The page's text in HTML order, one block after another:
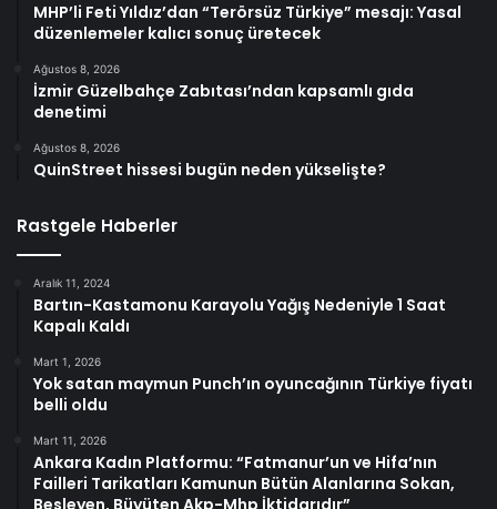
MHP’li Feti Yıldız’dan “Terörsüz Türkiye” mesajı: Yasal
düzenlemeler kalıcı sonuç üretecek
Ağustos 8, 2026
İzmir Güzelbahçe Zabıtası’ndan kapsamlı gıda
denetimi
Ağustos 8, 2026
QuinStreet hissesi bugün neden yükselişte?
Rastgele Haberler
Aralık 11, 2024
Bartın-Kastamonu Karayolu Yağış Nedeniyle 1 Saat
Kapalı Kaldı
Mart 1, 2026
Yok satan maymun Punch’ın oyuncağının Türkiye fiyatı
belli oldu
Mart 11, 2026
Ankara Kadın Platformu: “Fatmanur’un ve Hifa’nın
Failleri Tarikatları Kamunun Bütün Alanlarına Sokan,